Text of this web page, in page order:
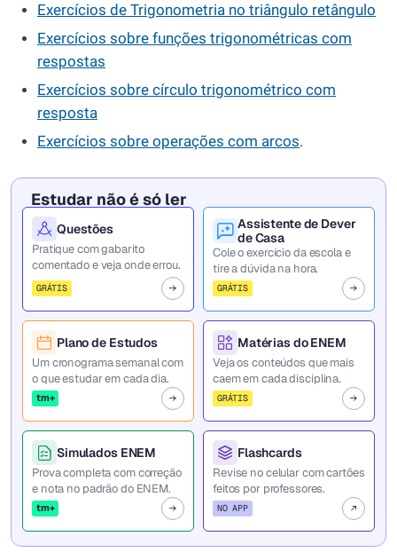
Exercícios de Trigonometria no triângulo retângulo
Exercícios sobre funções trigonométricas com
respostas
Exercícios sobre círculo trigonométrico com
resposta
Exercícios sobre operações com arcos.
Estudar não é só ler
Questões
Pratique com gabarito
comentado e veja onde errou.
GRÁTIS
Assistente de Dever
de Casa
Cole o exercício da escola e
tire a dúvida na hora.
GRÁTIS
Plano de Estudos
Um cronograma semanal com
o que estudar em cada dia.
tm+
Matérias do ENEM
Veja os conteúdos que mais
caem em cada disciplina.
GRÁTIS
Simulados ENEM
Prova completa com correção
e nota no padrão do ENEM.
tm+
Flashcards
Revise no celular com cartões
feitos por professores.
NO APP